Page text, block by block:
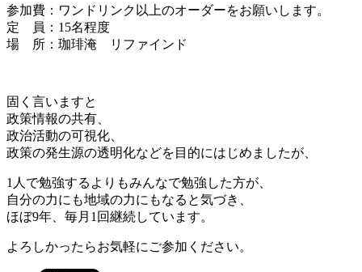
参加費：ワンドリンク以上のオーダーをお願いします。
定 員：15名程度
場 所：珈琲淹 リファインド
固く言いますと
政策情報の共有、
政治活動の可視化、
政策の発生源の透明化などを目的にはじめましたが、
1人で勉強するよりもみんなで勉強した方が、
自分の力にも地域の力にもなると気づき、
ほぼ9年、毎月1回継続しています。
よろしかったらお気軽にご参加ください。